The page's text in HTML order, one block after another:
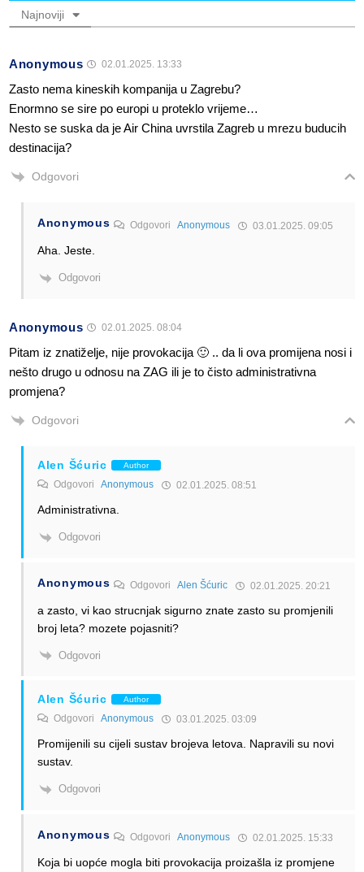
Najnoviji
Anonymous 02.01.2025. 13:33
Zasto nema kineskih kompanija u Zagrebu?
Enormno se sire po europi u proteklo vrijeme…
Nesto se suska da je Air China uvrstila Zagreb u mrezu buducih
destinacija?
Odgovori
Anonymous OdgovoriAnonymous 03.01.2025. 09:05
Aha. Jeste.
Odgovori
Anonymous 02.01.2025. 08:04
Pitam iz znatiželje, nije provokacija 🙂 .. da li ova promijena nosi i
nešto drugo u odnosu na ZAG ili je to čisto administrativna
promjena?
Odgovori
Alen Šćuric Author
Odgovori Anonymous 02.01.2025. 08:51
Administrativna.
Odgovori
Anonymous OdgovoriAlen Šćuric 02.01.2025. 20:21
a zasto, vi kao strucnjak sigurno znate zasto su promjenili
broj leta? mozete pojasniti?
Odgovori
Alen Šćuric Author
Odgovori Anonymous 03.01.2025. 03:09
Promijenili su cijeli sustav brojeva letova. Napravili su novi
sustav.
Odgovori
Anonymous OdgovoriAnonymous 02.01.2025. 15:33
Koja bi uopće mogla biti provokacija proizašla iz promjene